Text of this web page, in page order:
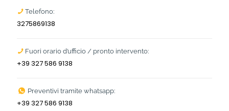
Telefono:
3275869138
Fuori orario d’ufficio / pronto intervento:
+39 327 586 9138
Preventivi tramite whatsapp:
+39 327 586 9138